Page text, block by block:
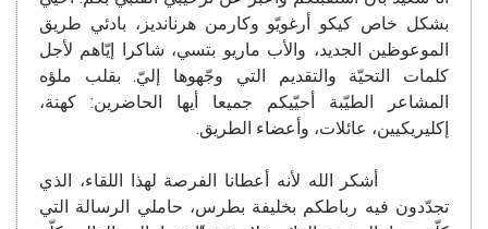
بشكل خاص كيكو أرغويّو وكارمن هرنانديز، بادئي طريق
الموعوظين الجديد، والأب ماريو بتسي، شاكرا إيّاهم لأجل
كلمات التحيّة والتقديم التي وجّهوها إليّ. بقلب ملؤه
المشاعر الطيّبة أحيّيكم جميعا أيها الحاضرين: كهنة،
إكليريكيين، عائلات، وأعضاء الطريق.
أشكر الله لأنه أعطانا الفرصة لهذا اللقاء، الذي
تجدّدون فيه رباطكم بخليفة بطرس، حاملي الرسالة التي